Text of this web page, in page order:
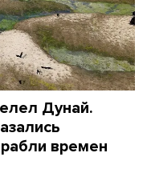
Дунай.
времен